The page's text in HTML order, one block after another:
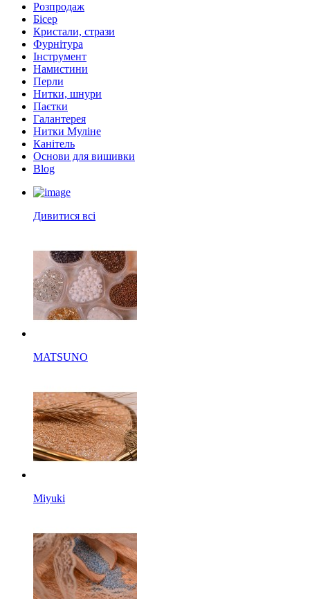
Розпродаж
Бісер
Кристали, стрази
Фурнітура
Інструмент
Намистини
Перли
Нитки, шнури
Паєтки
Галантерея
Нитки Муліне
Канітель
Основи для вишивки
Blog
Дивитися всі
MATSUNO
Miyuki